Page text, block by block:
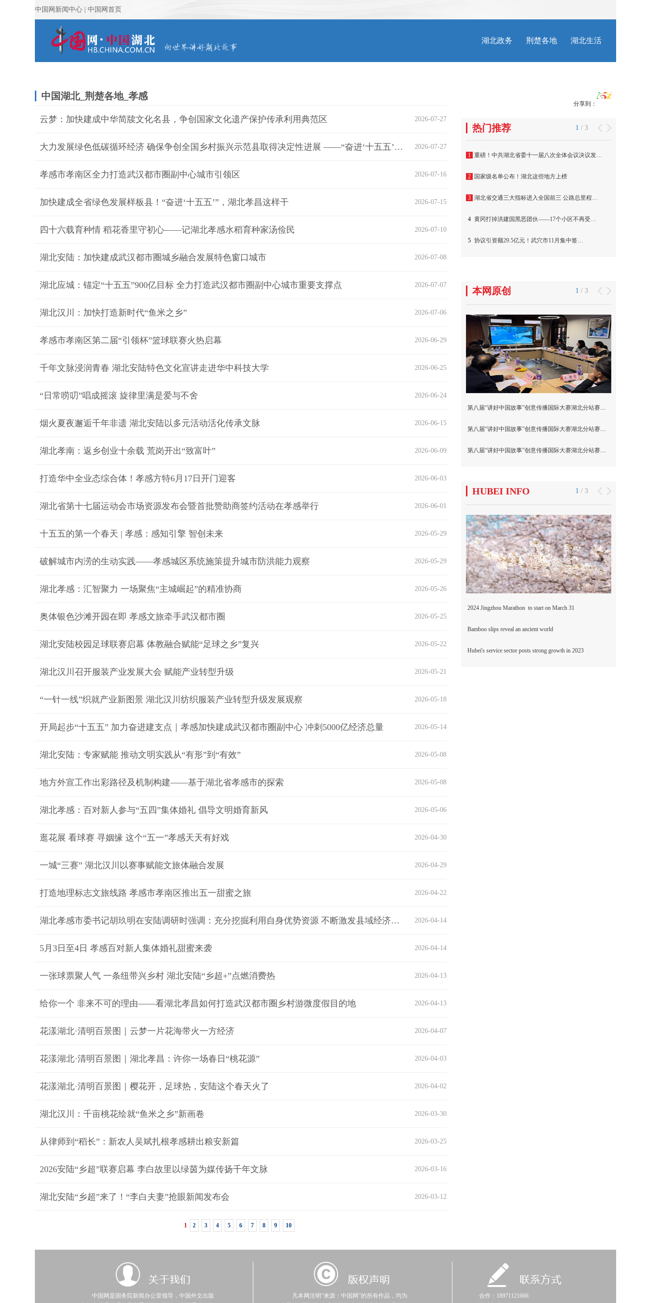
分享到：
中国湖北_荆楚各地_孝感
云梦：加快建成中华简牍文化名县，争创国家文化遗产保护传承利用典范区 2026-07-27
大力发展绿色低碳循环经济 确保争创全国乡村振兴示范县取得决定性进展 ——“奋进‘十五五’开局之年看实干”系列新闻发布会大悟专场举行 2026-07-27
孝感市孝南区全力打造武汉都市圈副中心城市引领区 2026-07-16
加快建成全省绿色发展样板县！“奋进‘十五五’”，湖北孝昌这样干 2026-07-15
四十六载育种情 稻花香里守初心——记湖北孝感水稻育种家汤俭民 2026-07-10
湖北安陆：加快建成武汉都市圈城乡融合发展特色窗口城市 2026-07-08
湖北应城：锚定“十五五”900亿目标 全力打造武汉都市圈副中心城市重要支撑点 2026-07-07
湖北汉川：加快打造新时代“鱼米之乡” 2026-07-06
孝感市孝南区第二届“引领杯”篮球联赛火热启幕 2026-06-29
千年文脉浸润青春 湖北安陆特色文化宣讲走进华中科技大学 2026-06-25
“日常唠叨”唱成摇滚 旋律里满是爱与不舍 2026-06-24
烟火夏夜邂逅千年非遗 湖北安陆以多元活动活化传承文脉 2026-06-15
湖北孝南：返乡创业十余载 荒岗开出“致富叶” 2026-06-09
打造华中全业态综合体！孝感方特6月17日开门迎客 2026-06-03
湖北省第十七届运动会市场资源发布会暨首批赞助商签约活动在孝感举行 2026-06-01
十五五的第一个春天 | 孝感：感知引擎 智创未来 2026-05-29
破解城市内涝的生动实践——孝感城区系统施策提升城市防洪能力观察 2026-05-29
湖北孝感：汇智聚力 一场聚焦“主城崛起”的精准协商 2026-05-26
奥体银色沙滩开园在即 孝感文旅牵手武汉都市圈 2026-05-25
湖北安陆校园足球联赛启幕 体教融合赋能“足球之乡”复兴 2026-05-22
湖北汉川召开服装产业发展大会 赋能产业转型升级 2026-05-21
“一针一线”织就产业新图景 湖北汉川纺织服装产业转型升级发展观察 2026-05-18
开局起步“十五五” 加力奋进建支点｜孝感加快建成武汉都市圈副中心 冲刺5000亿经济总量 2026-05-14
湖北安陆：专家赋能 推动文明实践从“有形”到“有效” 2026-05-08
地方外宣工作出彩路径及机制构建——基于湖北省孝感市的探索 2026-05-08
湖北孝感：百对新人参与“五四”集体婚礼 倡导文明婚育新风 2026-05-06
逛花展 看球赛 寻姻缘 这个“五一”孝感天天有好戏 2026-04-30
一城“三赛” 湖北汉川以赛事赋能文旅体融合发展 2026-04-29
打造地理标志文旅线路 孝感市孝南区推出五一甜蜜之旅 2026-04-22
湖北孝感市委书记胡玖明在安陆调研时强调：充分挖掘利用自身优势资源 不断激发县域经济高质量发展动力活力 2026-04-14
5月3日至4日 孝感百对新人集体婚礼甜蜜来袭 2026-04-14
一张球票聚人气 一条纽带兴乡村 湖北安陆“乡超+”点燃消费热 2026-04-13
给你一个 非来不可的理由——看湖北孝昌如何打造武汉都市圈乡村游微度假目的地 2026-04-13
花漾湖北·清明百景图｜云梦一片花海带火一方经济 2026-04-07
花漾湖北·清明百景图｜湖北孝昌：许你一场春日“桃花源” 2026-04-03
花漾湖北·清明百景图｜樱花开，足球热，安陆这个春天火了 2026-04-02
​湖北汉川：千亩桃花绘就“鱼米之乡”新画卷 2026-03-30
从律师到“稻长”：新农人吴斌扎根孝感耕出粮安新篇 2026-03-25
2026安陆“乡超”联赛启幕 李白故里以绿茵为媒传扬千年文脉 2026-03-16
湖北安陆“乡超”来了！“李白夫妻”抢眼新闻发布会 2026-03-12
1 2 3 4 5 6 7 8 9 10